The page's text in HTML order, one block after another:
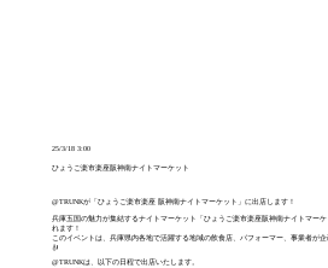
25/3/18 3:00
ひょうご楽市楽座阪神南ナイトマーケット
@TRUNKが「ひょうご楽市楽座 阪神南ナイトマーケット」に出店します！
兵庫五国の魅力が集結するナイトマーケット「ひょうご楽市楽座阪神南ナイトマーケ
れます！
このイベントは、兵庫県内各地で活躍する地域の飲食店、パフォーマー、事業者が企
🎻
@TRUNKは、以下の日程で出店いたします。